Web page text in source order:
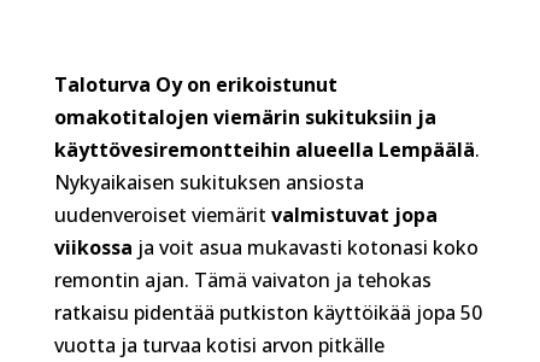
Taloturva Oy on erikoistunut
omakotitalojen viemärin sukituksiin ja
käyttövesiremontteihin alueella Lempäälä.
Nykyaikaisen sukituksen ansiosta
uudenveroiset viemärit valmistuvat jopa
viikossa ja voit asua mukavasti kotonasi koko
remontin ajan. Tämä vaivaton ja tehokas
ratkaisu pidentää putkiston käyttöikää jopa 50
vuotta ja turvaa kotisi arvon pitkälle